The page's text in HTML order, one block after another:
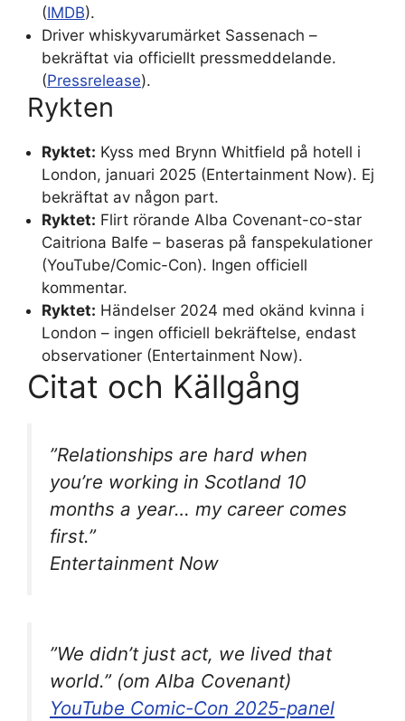
(IMDB).
Driver whiskyvarumärket Sassenach –
bekräftat via officiellt pressmeddelande.
(Pressrelease).
Rykten
Ryktet: Kyss med Brynn Whitfield på hotell i
London, januari 2025 (Entertainment Now). Ej
bekräftat av någon part.
Ryktet: Flirt rörande Alba Covenant-co-star
Caitriona Balfe – baseras på fanspekulationer
(YouTube/Comic-Con). Ingen officiell
kommentar.
Ryktet: Händelser 2024 med okänd kvinna i
London – ingen officiell bekräftelse, endast
observationer (Entertainment Now).
Citat och Källgång
”Relationships are hard when
you’re working in Scotland 10
months a year… my career comes
first.”
Entertainment Now
”We didn’t just act, we lived that
world.” (om Alba Covenant)
YouTube Comic-Con 2025-panel